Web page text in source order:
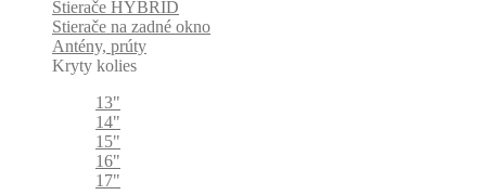
Stierače HYBRID
Stierače na zadné okno
Antény, prúty
Kryty kolies
13"
14"
15"
16"
17"